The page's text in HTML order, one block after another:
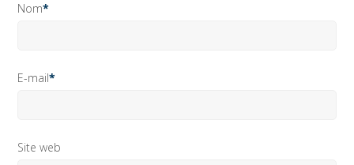
Nom*
E-mail*
Site web